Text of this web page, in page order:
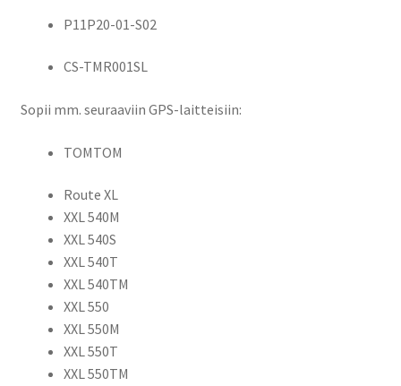
Li-
3,3Wh
P11P20-
TMR001SL
määrä
P11P20-01-S02
CS-TMR001SL
Sopii mm. seuraaviin GPS-laitteisiin:
TOMTOM
Route XL
XXL 540M
XXL 540S
XXL 540T
XXL 540TM
XXL 550
XXL 550M
XXL 550T
XXL 550TM